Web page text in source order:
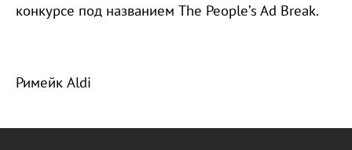
конкурсе под названием The People’s Ad Break.
Римейк Aldi